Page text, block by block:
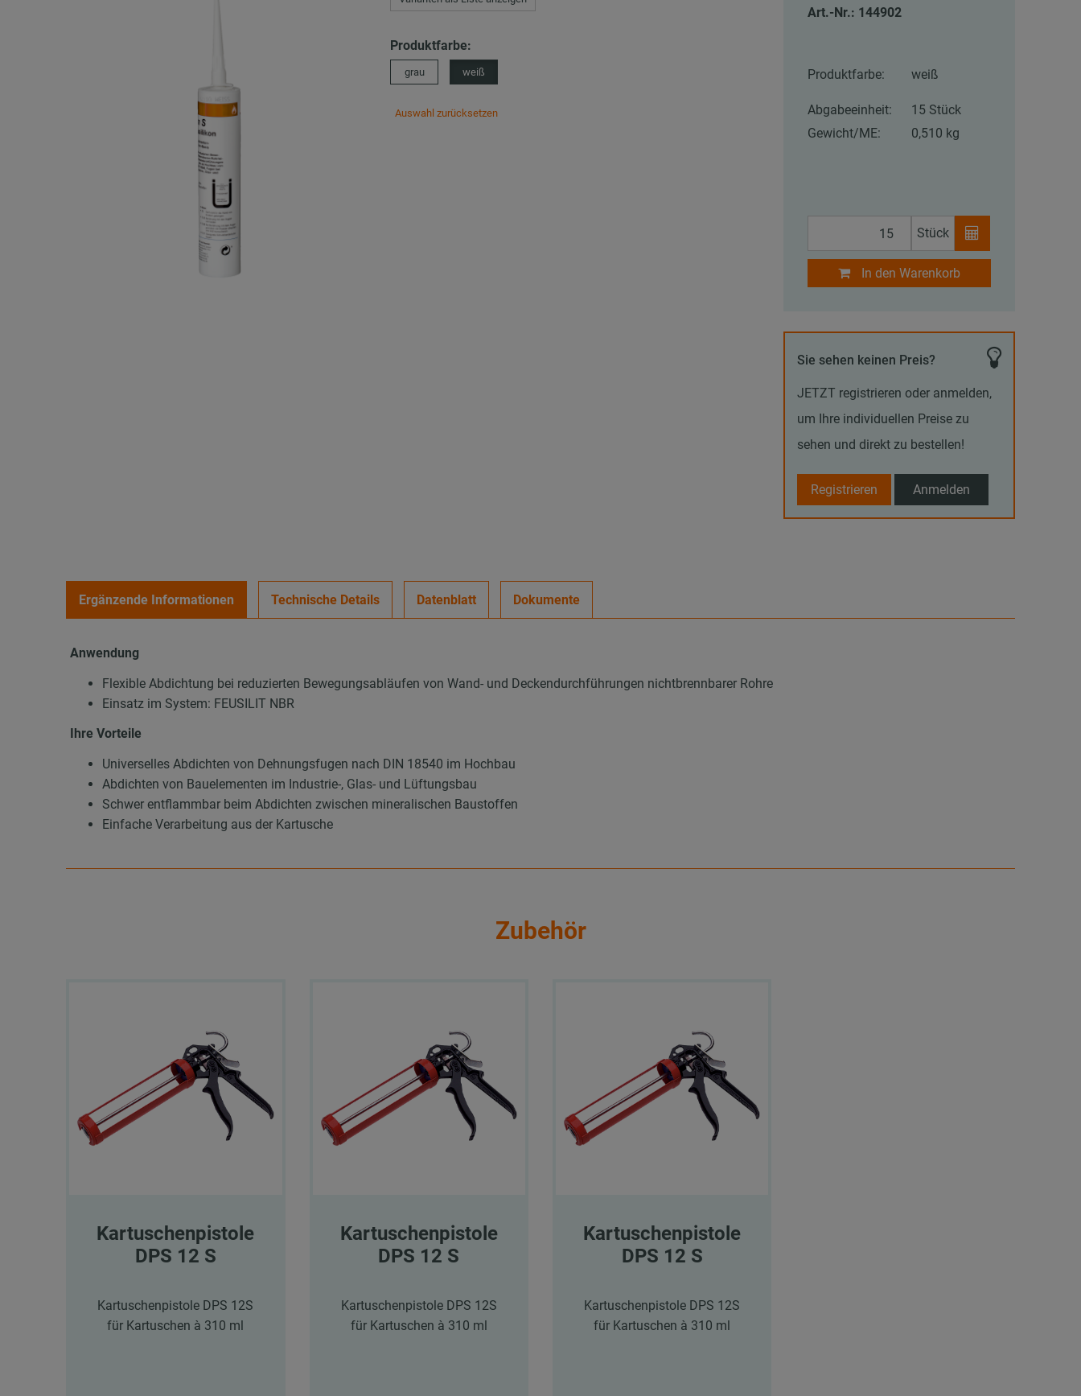
Produktfarbe:
grau weiß
Auswahl zurücksetzen
Art.-Nr.: 144902
Produktfarbe: weiß
Abgabeeinheit:
15 Stück
Gewicht/ME:
0,510 kg
Stück
In den Warenkorb
Sie sehen keinen Preis?
JETZT registrieren oder anmelden,
um Ihre individuellen Preise zu
sehen und direkt zu bestellen!
Registrieren Anmelden
Ergänzende Informationen Technische Details Datenblatt Dokumente
Anwendung
Flexible Abdichtung bei reduzierten Bewegungsabläufen von Wand- und Deckendurchführungen nichtbrennbarer Rohre
Einsatz im System: FEUSILIT NBR
Ihre Vorteile
Universelles Abdichten von Dehnungsfugen nach DIN 18540 im Hochbau
Abdichten von Bauelementen im Industrie-, Glas- und Lüftungsbau
Schwer entflammbar beim Abdichten zwischen mineralischen Baustoffen
Einfache Verarbeitung aus der Kartusche
Zubehör
Kartuschenpistole
DPS 12 S
Kartuschenpistole DPS 12S
für Kartuschen à 310 ml
Kartuschenpistole
DPS 12 S
Kartuschenpistole DPS 12S
für Kartuschen à 310 ml
Kartuschenpistole
DPS 12 S
Kartuschenpistole DPS 12S
für Kartuschen à 310 ml